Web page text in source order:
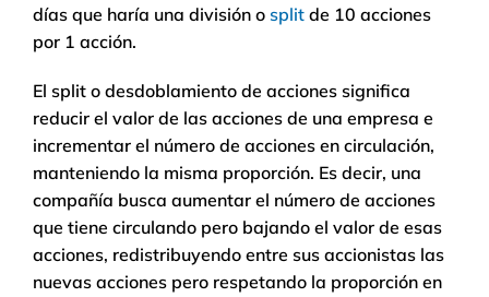
días que haría una división o split de 10 acciones
por 1 acción.
El split o desdoblamiento de acciones significa
reducir el valor de las acciones de una empresa e
incrementar el número de acciones en circulación,
manteniendo la misma proporción. Es decir, una
compañía busca aumentar el número de acciones
que tiene circulando pero bajando el valor de esas
acciones, redistribuyendo entre sus accionistas las
nuevas acciones pero respetando la proporción en